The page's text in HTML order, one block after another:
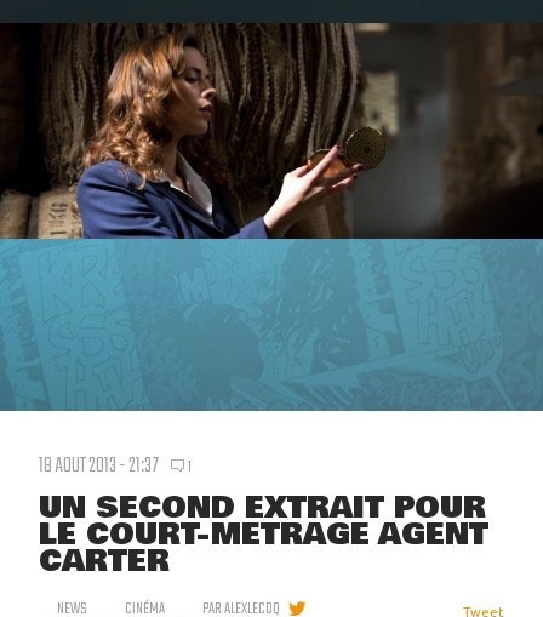
18 AOUT 2013 - 21:37 1
UN SECOND EXTRAIT POUR
LE COURT-MÉTRAGE AGENT
CARTER
NEWS CINÉMA PARALEXLECOQ Tweet